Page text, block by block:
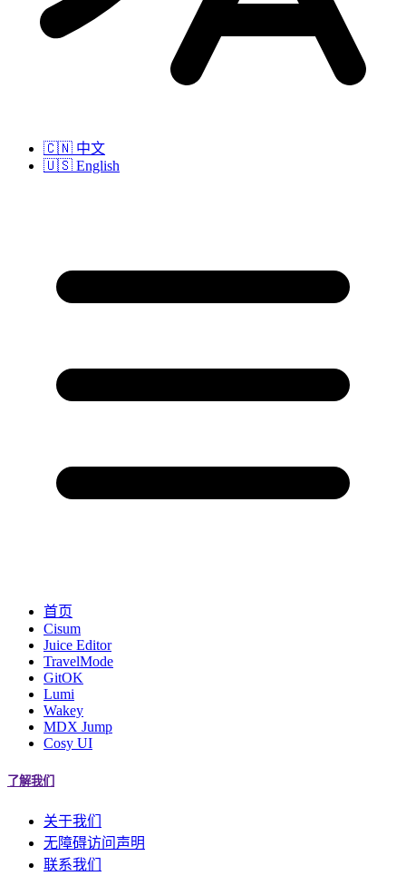
🇨🇳 中文
🇺🇸 English
首页
Cisum
Juice Editor
TravelMode
GitOK
Lumi
Wakey
MDX Jump
Cosy UI
了解我们
关于我们
无障碍访问声明
联系我们